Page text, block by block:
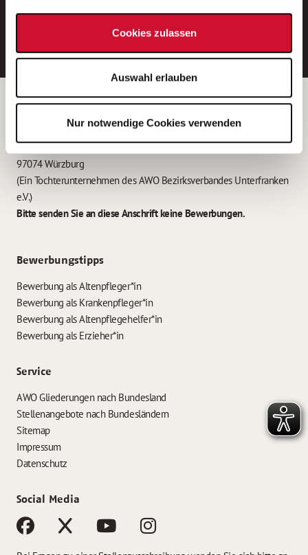
Cookies zulassen
Auswahl erlauben
Nur notwendige Cookies verwenden
E-Mail-Adresse eintragen
Betreiber der Webseite
Garitz Bewirtschaftungsbetriebe GmbH
Kantstraße 45a
97074 Würzburg
(Ein Tochterunternehmen des AWO Bezirksverbandes Unterfranken
e.V.)
Bitte senden Sie an diese Anschrift keine Bewerbungen.
Bewerbungstipps
Bewerbung als Altenpfleger*in
Bewerbung als Krankenpfleger*in
Bewerbung als Altenpflegehelfer*in
Bewerbung als Erzieher*in
Service
AWO Gliederungen nach Bundesland
Stellenangebote nach Bundesländern
Sitemap
Impressum
Datenschutz
Social Media